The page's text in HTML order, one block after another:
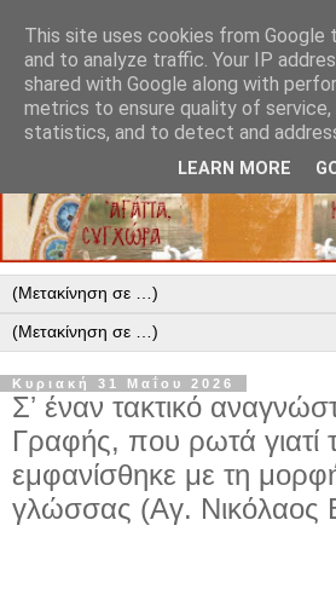
Κυριακή 31 Μαΐου 2026
Σʼ έναν τακτικό
Γραφής, που ρωτά γιατί
εμφανίσθηκε με τη
γλώσσας (Αγ. Νικόλαος
This site uses cookies from Google
and to analyze traffic. Your IP
shared with Google along with
metrics to ensure quality of service,
statistics, and to detect and
LEARN MORE